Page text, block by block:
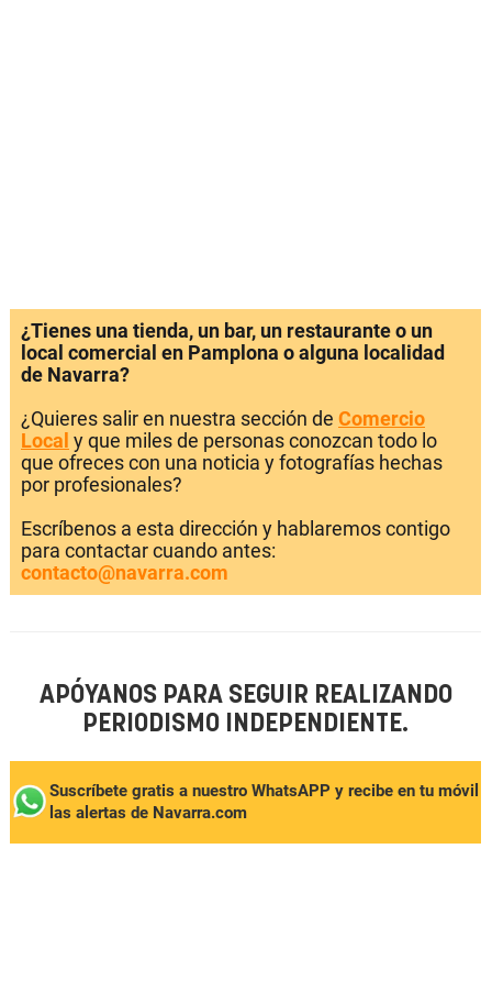
¿Tienes una tienda, un bar, un restaurante o un
local comercial en Pamplona o alguna localidad
de Navarra?
¿Quieres salir en nuestra sección de Comercio
Local y que miles de personas conozcan todo lo
que ofreces con una noticia y fotografías hechas
por profesionales?
Escríbenos a esta dirección y hablaremos contigo
para contactar cuando antes:
contacto@navarra.com
APÓYANOS PARA SEGUIR REALIZANDO
PERIODISMO INDEPENDIENTE.
Suscríbete gratis a nuestro WhatsAPP y recibe en tu móvil
las alertas de Navarra.com